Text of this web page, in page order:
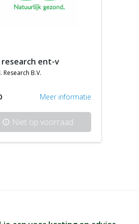
research ent-v
research b.v.
Meer informatie
info Niet op voorraad